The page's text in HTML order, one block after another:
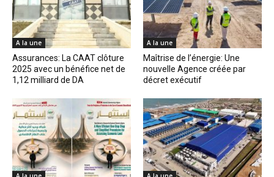
A la une
Assurances: La CAAT clôture
2025 avec un bénéfice net de
1,12 milliard de DA
A la une
Maîtrise de l’énergie: Une
nouvelle Agence créée par
décret exécutif